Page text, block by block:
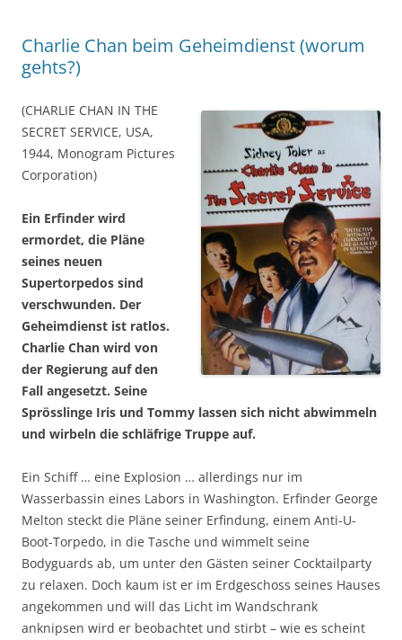
Charlie Chan beim Geheimdienst (worum
gehts?)
(CHARLIE CHAN IN THE
SECRET SERVICE, USA,
1944, Monogram Pictures
Corporation)
Ein Erfinder wird
ermordet, die Pläne
seines neuen
Supertorpedos sind
verschwunden. Der
Geheimdienst ist ratlos.
Charlie Chan wird von
der Regierung auf den
Fall angesetzt. Seine
Sprösslinge Iris und Tommy lassen sich nicht abwimmeln
und wirbeln die schläfrige Truppe auf.
Ein Schiff … eine Explosion … allerdings nur im
Wasserbassin eines Labors in Washington. Erfinder George
Melton steckt die Pläne seiner Erfindung, einem Anti-U-
Boot-Torpedo, in die Tasche und wimmelt seine
Bodyguards ab, um unter den Gästen seiner Cocktailparty
zu relaxen. Doch kaum ist er im Erdgeschoss seines Hauses
angekommen und will das Licht im Wandschrank
anknipsen wird er beobachtet und stirbt – wie es scheint